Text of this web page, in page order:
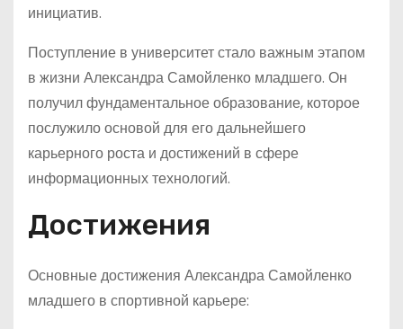
инициатив.
Поступление в университет стало важным этапом
в жизни Александра Самойленко младшего. Он
получил фундаментальное образование, которое
послужило основой для его дальнейшего
карьерного роста и достижений в сфере
информационных технологий.
Достижения
Основные достижения Александра Самойленко
младшего в спортивной карьере: